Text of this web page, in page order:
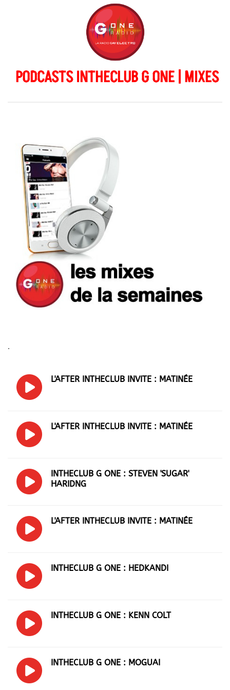
PODCASTS INTHECLUB G ONE | MIXES
.
L'AFTER INTHECLUB INVITE : MATINÉE
L'AFTER INTHECLUB INVITE : MATINÉE
INTHECLUB G ONE : STEVEN 'SUGAR'
HARIDNG
L'AFTER INTHECLUB INVITE : MATINÉE
INTHECLUB G ONE : HEDKANDI
INTHECLUB G ONE : KENN COLT
INTHECLUB G ONE : MOGUAI